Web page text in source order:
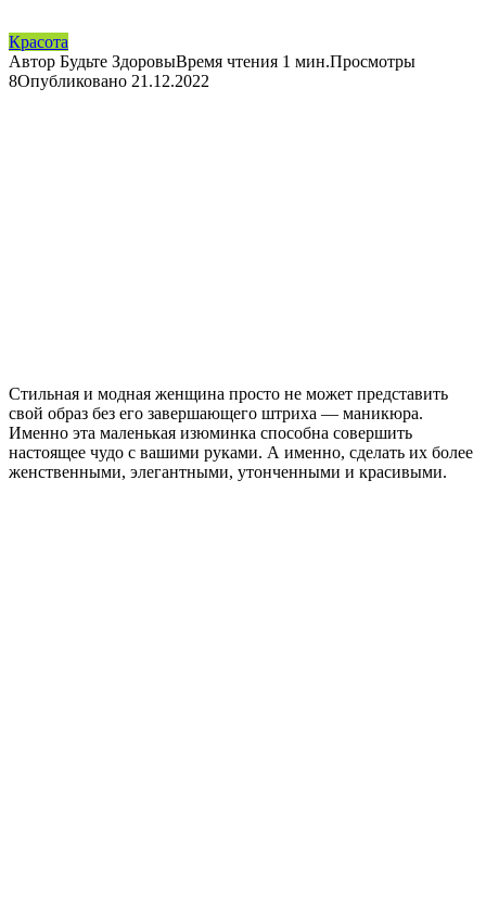
Красота
Автор Будьте ЗдоровыВремя чтения 1 мин.Просмотры
8Опубликовано 21.12.2022
Стильная и модная женщина просто не может представить
свой образ без его завершающего штриха — маникюра.
Именно эта маленькая изюминка способна совершить
настоящее чудо с вашими руками. А именно, сделать их более
женственными, элегантными, утонченными и красивыми.